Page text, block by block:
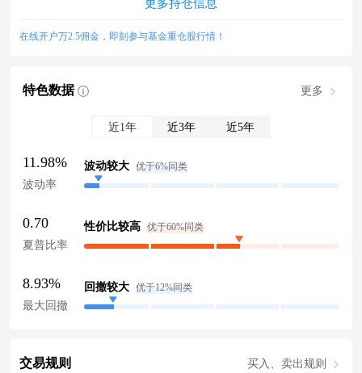
更多持仓信息
在线开户万2.5佣金，即刻参与基金重仓股行情！
特色数据 更多
近1年 近3年 近5年
11.98%
波动率
波动较大 优于6%同类
0.70
夏普比率
性价比较高 优于60%同类
8.93%
最大回撤
回撤较大 优于12%同类
交易规则 买入、卖出规则